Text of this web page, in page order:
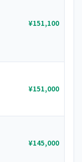
¥151,100
¥151,000
¥145,000